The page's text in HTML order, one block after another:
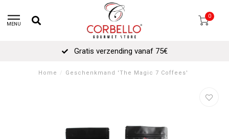
MENU
0
Gratis verzending vanaf 75€
Home / Geschenkmand 'The Magic 7 Coffees'